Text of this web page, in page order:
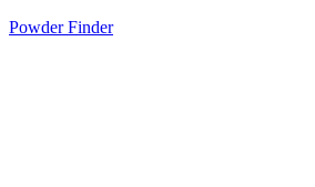
Powder Finder